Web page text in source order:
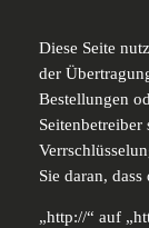
Diese Seite
der
Bestellungen
Seitenbetreiber
Sie daran,
„http://“ auf